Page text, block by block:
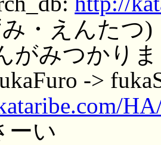
・えんたつ)
がみつかり
->
ーい